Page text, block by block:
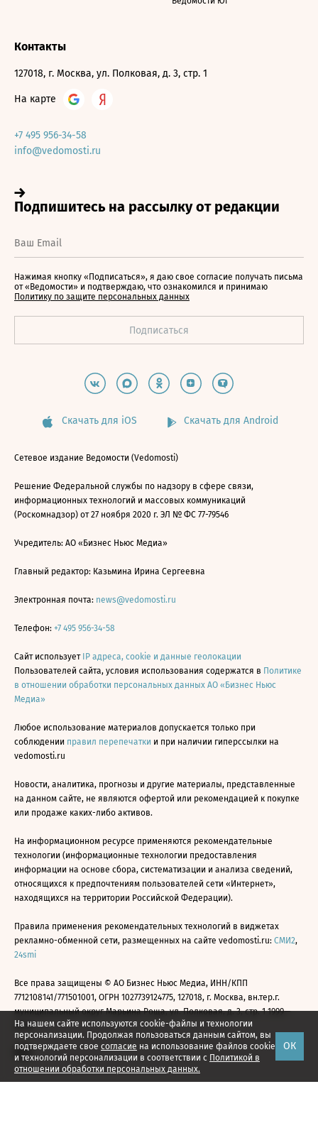
На нашем сайте используются cookie-файлы и технологии
персонализации. Продолжая пользоваться данным сайтом, вы
подтверждаете свое согласие на использование файлов cookie
и технологий персонализации в соответствии с Политикой в
отношении обработки персональных данных.
ОК
Контакты
127018, г. Москва, ул. Полковая, д. 3, стр. 1
На карте
+7 495 956-34-58
info@vedomosti.ru
Нажимая кнопку «Подписаться», я даю свое согласие получать письма
от «Ведомости» и подтверждаю, что ознакомился и принимаю
Политику по защите персональных данных
Скачать для iOS Скачать для Android
Сетевое издание Ведомости (Vedomosti)
Решение Федеральной службы по надзору в сфере связи,
информационных технологий и массовых коммуникаций
(Роскомнадзор) от 27 ноября 2020 г. ЭЛ № ФС 77-79546
Учредитель: АО «Бизнес Ньюс Медиа»
Главный редактор: Казьмина Ирина Сергеевна
Электронная почта: news@vedomosti.ru
Телефон: +7 495 956-34-58
Сайт использует IP адреса, cookie и данные геолокации
Пользователей сайта, условия использования содержатся в Политике
в отношении обработки персональных данных АО «Бизнес Ньюс
Медиа»
Любое использование материалов допускается только при
соблюдении правил перепечатки и при наличии гиперссылки на
vedomosti.ru
Новости, аналитика, прогнозы и другие материалы, представленные
на данном сайте, не являются офертой или рекомендацией к покупке
или продаже каких-либо активов.
На информационном ресурсе применяются рекомендательные
технологии (информационные технологии предоставления
информации на основе сбора, систематизации и анализа сведений,
относящихся к предпочтениям пользователей сети «Интернет»,
находящихся на территории Российской Федерации).
Правила применения рекомендательных технологий в виджетах
рекламно-обменной сети, размещенных на сайте vedomosti.ru: СМИ2,
24smi
Все права защищены © АО Бизнес Ньюс Медиа, ИНН/КПП
7712108141/771501001, ОГРН 1027739124775, 127018, г. Москва, вн.тер.г.
муниципальный округ Марьина Роща, ул. Полковая, д. 3, стр. 1 1999—
2026